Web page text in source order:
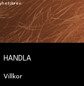
HANDLA
Villkor